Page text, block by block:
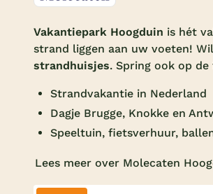
Vakantiepark Hoogduin is hét
strand liggen aan uw voeten!
strandhuisjes. Spring ook op
Strandvakantie in Nederland
Dagje Brugge, Knokke en
Speeltuin, fietsverhuur,
Lees meer over Molecaten